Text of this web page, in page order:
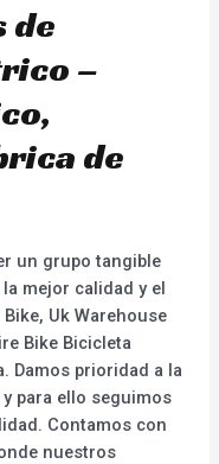
de
–
de
un grupo tangible
mejor calidad y el
Uk Warehouse
Bike Bicicleta
Damos prioridad a la
para ello seguimos
Contamos con
nuestros